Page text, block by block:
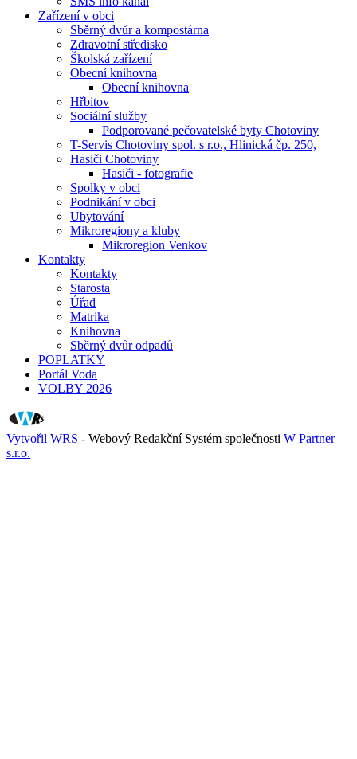
Zařízení v obci
Sběrný dvůr a kompostárna
Zdravotní středisko
Školská zařízení
Obecní knihovna
Obecní knihovna
Hřbitov
Sociální služby
Podporované pečovatelské byty Chotoviny
T-Servis Chotoviny spol. s r.o., Hlinická čp. 250,
Hasiči Chotoviny
Hasiči - fotografie
Spolky v obci
Podnikání v obci
Ubytování
Mikroregiony a kluby
Mikroregion Venkov
Kontakty
Kontakty
Starosta
Úřad
Matrika
Knihovna
Sběrný dvůr odpadů
POPLATKY
Portál Voda
VOLBY 2026
Vytvořil WRS - Webový Redakční Systém společnosti W Partner
s.r.o.